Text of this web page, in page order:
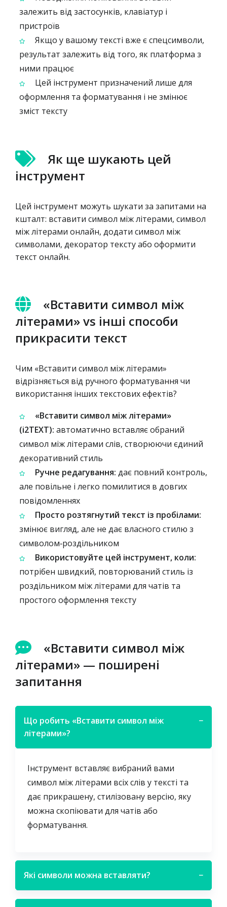
залежить від застосунків, клавіатур і
пристроїв
Якщо у вашому тексті вже є спецсимволи,
результат залежить від того, як платформа з
ними працює
Цей інструмент призначений лише для
оформлення та форматування і не змінює
зміст тексту
Як ще шукають цей
інструмент
Цей інструмент можуть шукати за запитами на
кшталт: вставити символ між літерами, символ
між літерами онлайн, додати символ між
символами, декоратор тексту або оформити
текст онлайн.
«Вставити символ між
літерами» vs інші способи
прикрасити текст
Чим «Вставити символ між літерами»
відрізняється від ручного форматування чи
використання інших текстових ефектів?
«Вставити символ між літерами»
(i2TEXT): автоматично вставляє обраний
символ між літерами слів, створюючи єдиний
декоративний стиль
Ручне редагування: дає повний контроль,
але повільне і легко помилитися в довгих
повідомленнях
Просто розтягнутий текст із пробілами:
змінює вигляд, але не дає власного стилю з
символом‑роздільником
Використовуйте цей інструмент, коли:
потрібен швидкий, повторюваний стиль із
роздільником між літерами для чатів та
простого оформлення тексту
«Вставити символ між
літерами» — поширені
запитання
Що робить «Вставити символ між
літерами»?
−
Інструмент вставляє вибраний вами
символ між літерами всіх слів у тексті та
дає прикрашену, стилізовану версію, яку
можна скопіювати для чатів або
форматування.
Які символи можна вставляти? −